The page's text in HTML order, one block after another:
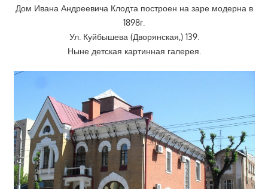
Дом Ивана Андреевича Клодта построен на заре модерна в
1898г.
Ул. Куйбышева (Дворянская,) 139.
Ныне детская картинная галерея.